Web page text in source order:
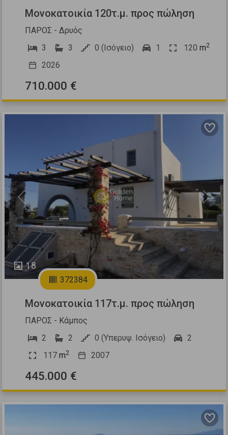
Μονοκατοικία 120τ.μ. προς πώληση
ΠΑΡΟΣ - Δρυός
3
3 0 (Ισόγειο) 1 120 m2
2026
710.000 €
18
Previous Next
372384
Μονοκατοικία 117τ.μ. προς πώληση
ΠΑΡΟΣ - Κάμπος
2
2 0 (Υπερυψ. Ισόγειο)
2
117 m2 2007
445.000 €